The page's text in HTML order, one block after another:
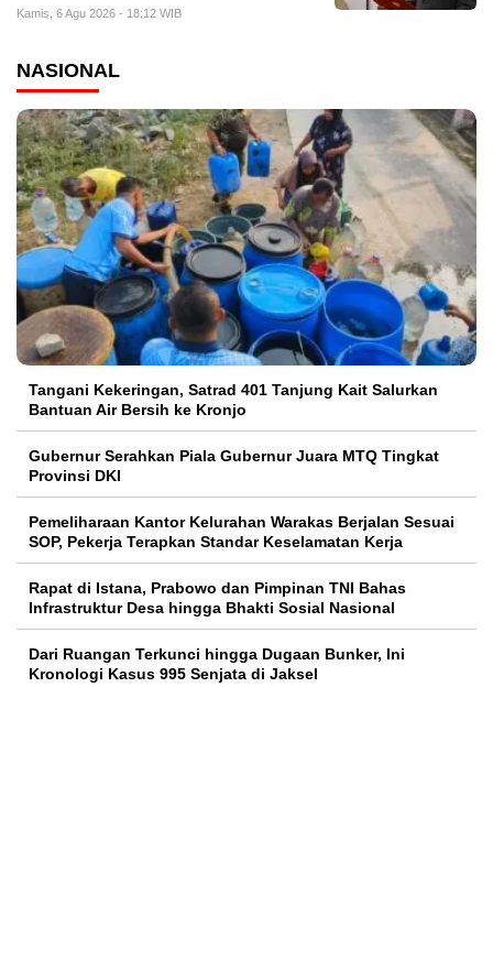
Kamis, 6 Agu 2026 - 18:12 WIB
NASIONAL
Tangani Kekeringan, Satrad 401 Tanjung Kait Salurkan
Bantuan Air Bersih ke Kronjo
Gubernur Serahkan Piala Gubernur Juara MTQ Tingkat
Provinsi DKI
Pemeliharaan Kantor Kelurahan Warakas Berjalan Sesuai
SOP, Pekerja Terapkan Standar Keselamatan Kerja
Rapat di Istana, Prabowo dan Pimpinan TNI Bahas
Infrastruktur Desa hingga Bhakti Sosial Nasional
Dari Ruangan Terkunci hingga Dugaan Bunker, Ini
Kronologi Kasus 995 Senjata di Jaksel